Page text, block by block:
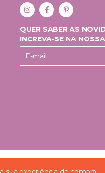
QUER SABER AS
INCREVA-SE NA
AMICA MIA ACESSÓRIOS DO